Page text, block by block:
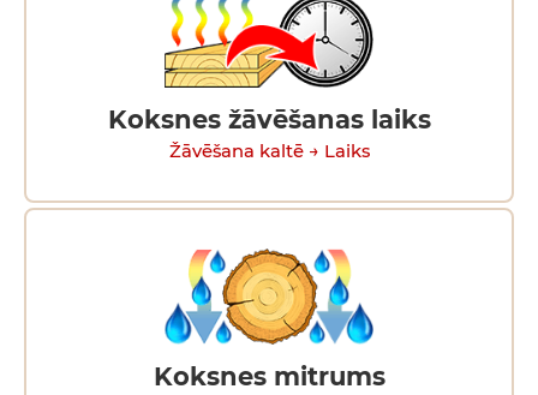
Koksnes žāvēšanas laiks
Žāvēšana kaltē → Laiks
Koksnes mitrums